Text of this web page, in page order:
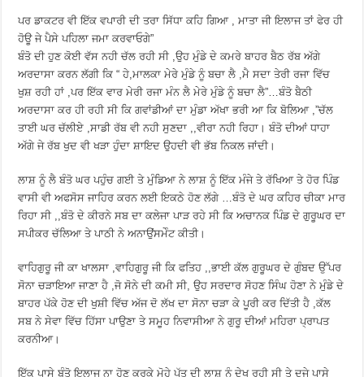
ਪਰ ਡਾਕਟਰ ਵੀ ਇੱਕ ਵਪਾਰੀ ਦੀ ਤਰਾ ਸਿੱਧਾ ਕਹਿ ਗਿਆ , ਮਾਤਾ ਜੀ ਇਲਾਜ ਤਾਂ ਫੇਰ ਹੀ
ਹੋਊ ਜੇ ਪੈਸੇ ਪਹਿਲਾ ਜਮਾ ਕਰਵਾਓਗੇ”
ਬੰਤੋ ਦੀ ਹੁਣ ਕੋਈ ਵੱਸ ਨਹੀ ਚੱਲ ਰਹੀ ਸੀ ,ਉਹ ਮੁੰਡੇ ਦੇ ਕਮਰੇ ਬਾਹਰ ਬੈਠ ਰੱਬ ਅੱਗੇ
ਅਰਦਾਸਾ ਕਰਨ ਲੱਗੀ ਕਿ “ ਹੇ,ਮਾਲਕਾ ਮੇਰੇ ਮੁੰਡੇ ਨੂੰ ਬਚਾ ਲੈ ,ਮੈ ਸਦਾ ਤੇਰੀ ਰਜਾ ਵਿੱਚ
ਖੁਸ਼ ਰਹੀ ਹਾਂ ,ਪਰ ਇੱਕ ਵਾਰ ਮੇਰੀ ਰਜਾ ਮੰਨ ਲੈ ਮੇਰੇ ਮੁੰਡੇ ਨੂੰ ਬਚਾ ਲੈ”…ਬੰਤੋ ਬੈਠੀ
ਅਰਦਾਸਾ ਕਰ ਹੀ ਰਹੀ ਸੀ ਕਿ ਗਵਾਂਡੀਆਂ ਦਾ ਮੁੰਡਾ ਅੱਖਾ ਭਰੀ ਆ ਕਿ ਬੋਲਿਆ ,”ਚੱਲ
ਤਾਈ ਘਰ ਚੱਲੀਏ ,ਸਾਡੀ ਰੱਬ ਵੀ ਨਹੀ ਸੁਣਦਾ ,,ਵੀਰਾ ਨਹੀ ਰਿਹਾ। ਬੰਤੋ ਦੀਆਂ ਧਾਹਾ
ਅੱਗੇ ਜੇ ਰੱਬ ਖੁਦ ਵੀ ਖੜਾ ਹੁੰਦਾ ਸ਼ਾਇਦ ਉਹਦੀ ਵੀ ਭੱਬ ਨਿਕਲ ਜਾਂਦੀ।
ਲਾਸ਼ ਨੂੰ ਲੈ ਬੰਤੋ ਘਰ ਪਹੁੰਚ ਗਈ ਤੇ ਮੁੰਡਿਆ ਨੇ ਲਾਸ਼ ਨੂੰ ਇੱਕ ਮੰਜੇ ਤੇ ਰੱਖਿਆ ਤੇ ਹੋਰ ਪਿੰਡ
ਵਾਸੀ ਵੀ ਅਫਸੋਸ ਜਾਹਿਰ ਕਰਨ ਲਈ ਇਕਠੇ ਹੋਣ ਲੱਗੇ …ਬੰਤੋ ਦੇ ਘਰ ਕਹਿਰ ਚੀਕਾ ਮਾਰ
ਰਿਹਾ ਸੀ ,,ਬੰਤੋ ਦੇ ਕੀਰਨੇ ਸਬ ਦਾ ਕਲੇਜਾ ਪਾੜ ਰਹੇ ਸੀ ਕਿ ਅਚਾਨਕ ਪਿੰਡ ਦੇ ਗੁਰੂਘਰ ਦਾ
ਸਪੀਕਰ ਚੱਲਿਆ ਤੇ ਪਾਠੀ ਨੇ ਅਨਾਉਂਸਮੇੰਟ ਕੀਤੀ।
ਵਾਹਿਗੁਰੂ ਜੀ ਕਾ ਖਾਲਸਾ ,ਵਾਹਿਗੁਰੂ ਜੀ ਕਿ ਫਤਿਹ ,,ਭਾਈ ਕੱਲ ਗੁਰੂਘਰ ਦੇ ਗੁੰਬਦ ਉੱਪਰ
ਸੋਨਾ ਚੜਾਇਆ ਜਾਣਾ ਹੈ ,ਜੋ ਸੋਨੇ ਦੀ ਕਮੀ ਸੀ, ਉਹ ਸਰਦਾਰ ਸੋਹਣ ਸਿੰਘ ਹੋਣਾ ਨੇ ਮੁੰਡੇ ਦੇ
ਬਾਹਰ ਪੱਕੇ ਹੋਣ ਦੀ ਖੁਸ਼ੀ ਵਿੱਚ ਅੱਜ ਦੋ ਲੱਖ ਦਾ ਸੋਨਾ ਚੜਾ ਕੇ ਪੂਰੀ ਕਰ ਦਿੱਤੀ ਹੈ ,ਕੱਲ
ਸਬ ਨੇ ਸੇਵਾ ਵਿੱਚ ਹਿੱਸਾ ਪਾਉਣਾ ਤੇ ਸਮੂਹ ਨਿਵਾਸੀਆ ਨੇ ਗੁਰੂ ਦੀਆਂ ਮਹਿਰਾ ਪ੍ਰਾਪਤ
ਕਰਨੀਆ।
ਇੱਕ ਪਾਸੇ ਬੰਤੋ ਇਲਾਜ ਨਾ ਹੋਣ ਕਰਕੇ ਮੋਹੇ ਪੁੱਤ ਦੀ ਲਾਸ਼ ਨੂੰ ਦੇਖ ਰਹੀ ਸੀ ਤੇ ਦੂਜੇ ਪਾਸੇ